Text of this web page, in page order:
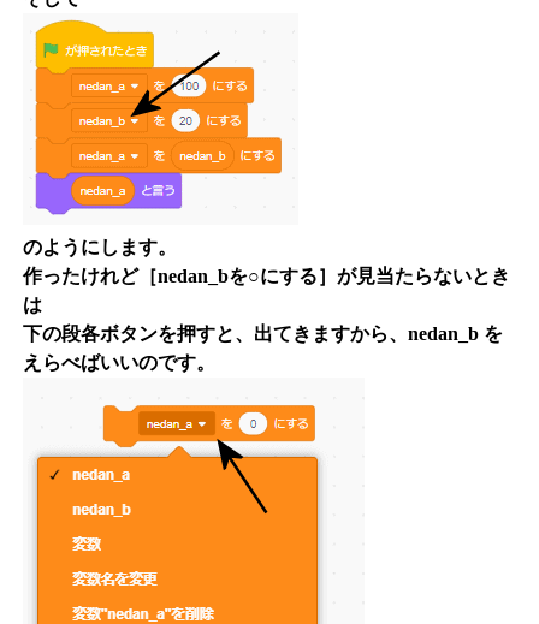
のようにします。
作ったけれど［nedan_bを○にする］が見当たらないとき
は
下の段各ボタンを押すと、出てきますから、nedan_b を
えらべばいいのです。